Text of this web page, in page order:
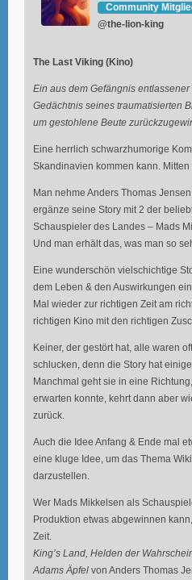
Community
@the-lion-king
The Last Viking (Kino)
Ein aus dem Gefängnis
Gedächtnis seines traumatisierten
um gestohlene Beute
Eine herrlich schwarzhumorige
Skandinavien kommen kann. Mitten
Man nehme Anders Thomas
ergänze seine Story mit 2 der
Schauspieler des Landes – Mads
Und man erhält das, was man so
Eine wunderschön vielschichtige
dem Leben & den Auswirkungen
Mal wieder zur richtigen Zeit am
richtigen Kino mit den richtigen
Keiner, der gestört hat, alle waren
schlucken, denn die Story hat
Manchmal geht sie in eine
erwarten konnte, kehrt dann aber
zurück.
Auch die Idee Anfang & Ende mal
eine kluge Idee, um das Thema
darzustellen.
Wer Mads Mikkelsen als
Produktion etwas abgewinnen
Zeit.
King’s Land, Helden der
Adams Äpfel von Anders Thomas